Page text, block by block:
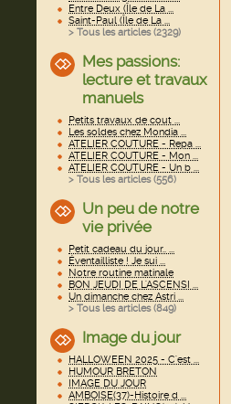
Entre Deux (Île de La ...
Saint-Paul (Île de La ...
> Tous les articles (2329)
Mes passions:
lecture et travaux
manuels
Petits travaux de cout ...
Les soldes chez Mondia ...
ATELIER COUTURE - Repa ...
ATELIER COUTURE - Mon ...
ATELIER COUTURE - Un b ...
> Tous les articles (556)
Un peu de notre
vie privée
Petit cadeau du jour.. ...
Éventailliste ! Je sui ...
Notre routine matinale
BON JEUDI DE L'ASCENSI ...
Un dimanche chez Astri ...
> Tous les articles (849)
Image du jour
HALLOWEEN 2025 - C'est ...
HUMOUR BRETON
IMAGE DU JOUR
AMBOISE(37)-Histoire d ...